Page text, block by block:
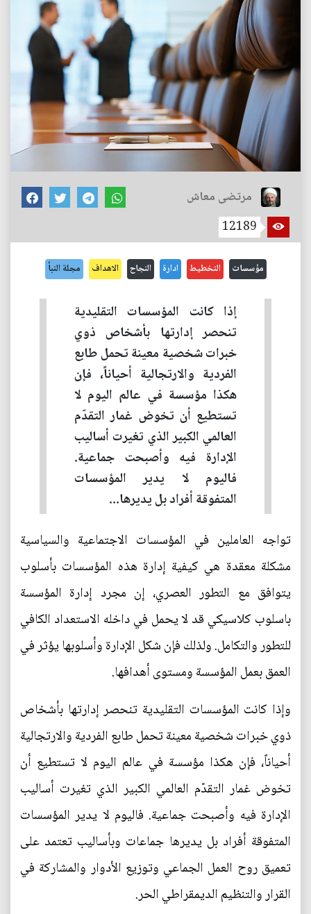
مرتضى معاش
12189
مؤسسات التخطيط ادارة النجاح الاهداف مجلة النبأ
إذا كانت المؤسسات التقليدية
تنحصر إدارتها بأشخاص ذوي
خبرات شخصية معينة تحمل طابع
الفردية والارتجالية أحياناً، فإن
هكذا مؤسسة في عالم اليوم لا
تستطيع أن تخوض غمار التقدّم
العالمي الكبير الذي تغيرت أساليب
الإدارة فيه وأصبحت جماعية.
فاليوم لا يدير المؤسسات
المتفوقة أفراد بل يديرها...
تواجه العاملين في المؤسسات الاجتماعية والسياسية
مشكلة معقدة هي كيفية إدارة هذه المؤسسات بأسلوب
يتوافق مع التطور العصري، إن مجرد إدارة المؤسسة
باسلوب كلاسيكي قد لا يحمل في داخله الاستعداد الكافي
للتطور والتكامل. ولذلك فإن شكل الإدارة وأسلوبها يؤثر في
العمق بعمل المؤسسة ومستوى أهدافها.
وإذا كانت المؤسسات التقليدية تنحصر إدارتها بأشخاص
ذوي خبرات شخصية معينة تحمل طابع الفردية والارتجالية
أحياناً، فإن هكذا مؤسسة في عالم اليوم لا تستطيع أن
تخوض غمار التقدّم العالمي الكبير الذي تغيرت أساليب
الإدارة فيه وأصبحت جماعية. فاليوم لا يدير المؤسسات
المتفوقة أفراد بل يديرها جماعات وبأساليب تعتمد على
تعميق روح العمل الجماعي وتوزيع الأدوار والمشاركة في
القرار والتنظيم الديمقراطي الحر.